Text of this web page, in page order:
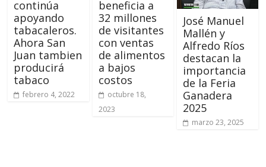
continúa
apoyando
tabacaleros.
Ahora San
Juan tambien
producirá
tabaco
febrero 4, 2022
beneficia a
32 millones
de visitantes
con ventas
de alimentos
a bajos
costos
octubre 18,
2023
José Manuel
Mallén y
Alfredo Ríos
destacan la
importancia
de la Feria
Ganadera
2025
marzo 23, 2025